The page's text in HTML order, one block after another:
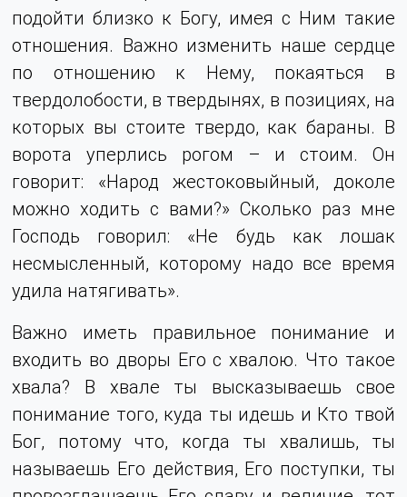
подойти близко к Богу, имея с Ним такие
отношения. Важно изменить наше сердце
по отношению к Нему, покаяться в
твердолобости, в твердынях, в позициях, на
которых вы стоите твердо, как бараны. В
ворота уперлись рогом – и стоим. Он
говорит: «Народ жестоковыйный, доколе
можно ходить с вами?» Сколько раз мне
Господь говорил: «Не будь как лошак
несмысленный, которому надо все время
удила натягивать».
Важно иметь правильное понимание и
входить во дворы Его с хвалою. Что такое
хвала? В хвале ты высказываешь свое
понимание того, куда ты идешь и Кто твой
Бог, потому что, когда ты хвалишь, ты
называешь Его действия, Его поступки, ты